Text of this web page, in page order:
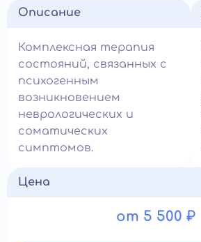
Описание
Комплексная терапия
состояний, связанных с
психогенным
возникновением
неврологических и
соматических
симптомов.
Цена
от 5 500 ₽